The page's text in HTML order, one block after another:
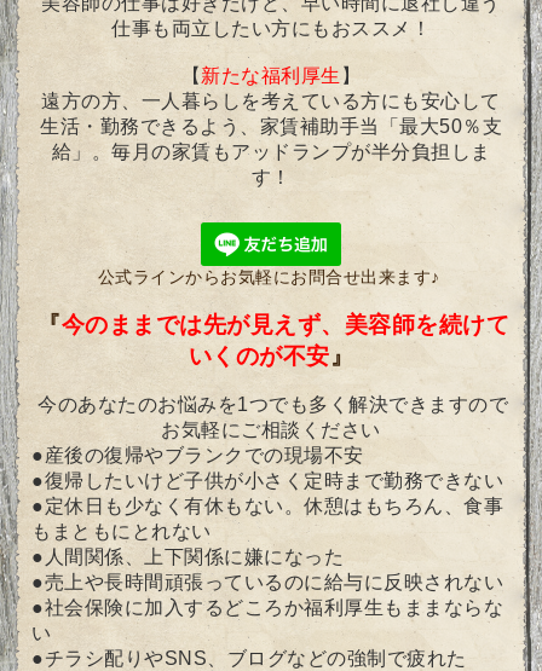
仕事も両立したい方にもおススメ！
【 新たな福利厚生 】
遠方の方、一人暮らしを考えている方にも安心して
生活・勤務できるよう、家賃補助手当「最大50％支
給」。毎月の家賃もアッドランプが半分負担しま
す！
公式ラインからお気軽にお問合せ出来ます♪
『今のままでは先が見えず、美容師を続けて
いくのが不安』
今のあなたのお悩みを1つでも多く解決できますので
お気軽にご相談ください
●産後の復帰やブランクでの現場不安
●復帰したいけど子供が小さく定時まで勤務できない
●定休日も少なく有休もない。休憩はもちろん、食事
もまともにとれない
●人間関係、上下関係に嫌になった
●売上や長時間頑張っているのに給与に反映されない
●社会保険に加入するどころか福利厚生もままならな
い
●チラシ配りやSNS、ブログなどの強制で疲れた